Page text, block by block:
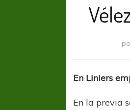
En Liniers
En la previa